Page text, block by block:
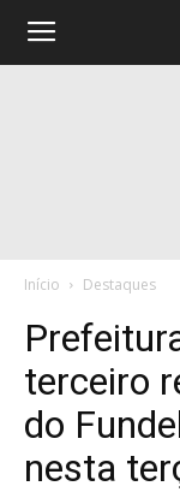
Início Destaques
terceiro
do
nesta